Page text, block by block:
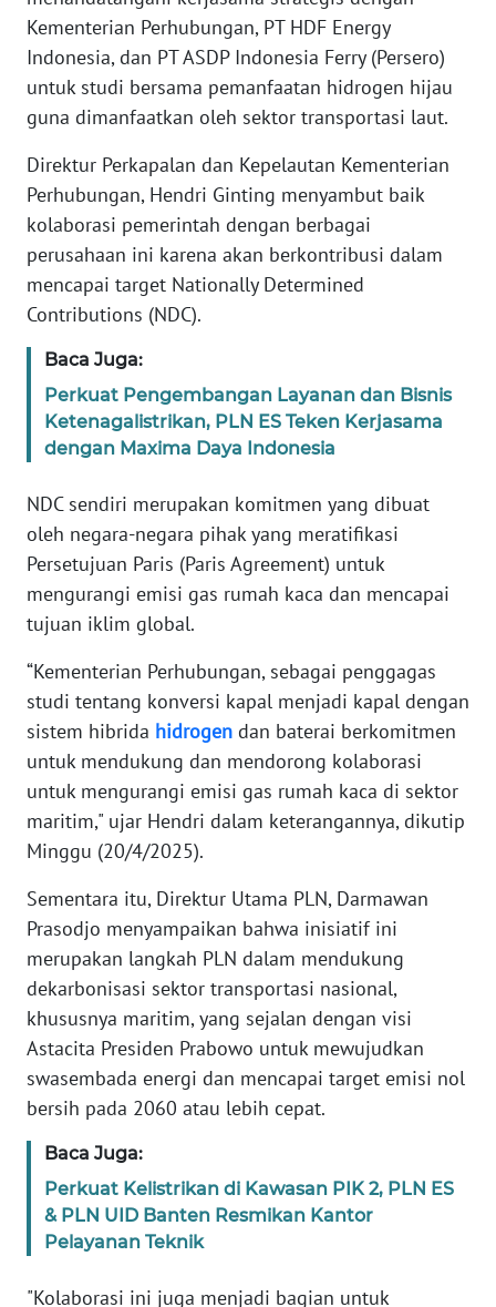
Kementerian Perhubungan, PT HDF Energy
Indonesia, dan PT ASDP Indonesia Ferry (Persero)
untuk studi bersama pemanfaatan hidrogen hijau
guna dimanfaatkan oleh sektor transportasi laut.
Direktur Perkapalan dan Kepelautan Kementerian
Perhubungan, Hendri Ginting menyambut baik
kolaborasi pemerintah dengan berbagai
perusahaan ini karena akan berkontribusi dalam
mencapai target Nationally Determined
Contributions (NDC).
Baca Juga:
Perkuat Pengembangan Layanan dan Bisnis
Ketenagalistrikan, PLN ES Teken Kerjasama
dengan Maxima Daya Indonesia
NDC sendiri merupakan komitmen yang dibuat
oleh negara-negara pihak yang meratifikasi
Persetujuan Paris (Paris Agreement) untuk
mengurangi emisi gas rumah kaca dan mencapai
tujuan iklim global.
“Kementerian Perhubungan, sebagai penggagas
studi tentang konversi kapal menjadi kapal dengan
sistem hibrida hidrogen dan baterai berkomitmen
untuk mendukung dan mendorong kolaborasi
untuk mengurangi emisi gas rumah kaca di sektor
maritim," ujar Hendri dalam keterangannya, dikutip
Minggu (20/4/2025).
Sementara itu, Direktur Utama PLN, Darmawan
Prasodjo menyampaikan bahwa inisiatif ini
merupakan langkah PLN dalam mendukung
dekarbonisasi sektor transportasi nasional,
khususnya maritim, yang sejalan dengan visi
Astacita Presiden Prabowo untuk mewujudkan
swasembada energi dan mencapai target emisi nol
bersih pada 2060 atau lebih cepat.
Baca Juga:
Perkuat Kelistrikan di Kawasan PIK 2, PLN ES
& PLN UID Banten Resmikan Kantor
Pelayanan Teknik
"Kolaborasi ini juga menjadi bagian untuk
REDAKSI
KARIR
DISCLAIMER
Wahana
News
Regional
WN
SUMUT
JAKARTA
WN
WN
BANTEN
WN
WN
KEPRI
WN
WN
PAPUA
BARAT
WN
RIAU
WN
SERAMBI
JAMBI
WN
SULTRA
WN